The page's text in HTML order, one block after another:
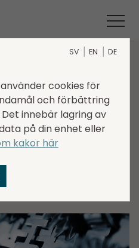
MASKINSERVICE
förvärvar
SV EN DE
cookies för
och förbättring
innebär lagring av
på din enhet eller
kakor här